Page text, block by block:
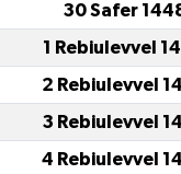
30 Safer
1 Rebiulevvel
2 Rebiulevvel
3 Rebiulevvel
4 Rebiulevvel